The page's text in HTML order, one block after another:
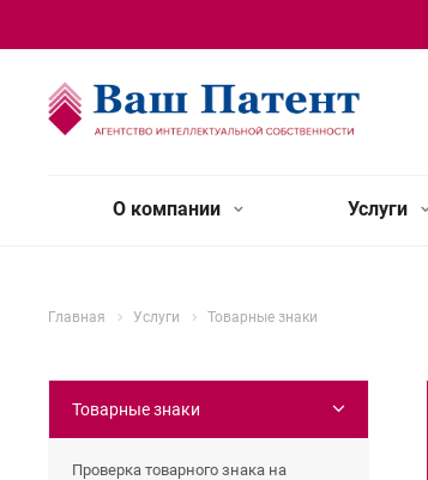
О компании Услуги
Главная Услуги Товарные знаки
Товарные знаки
Проверка товарного знака на